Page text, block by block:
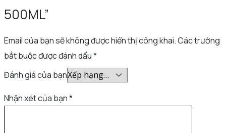
500ML”
Email của bạn sẽ không được hiển thị công khai.Các trường
bắt buộc được đánh dấu*
Đánh giá của bạn
Nhận xét của bạn*